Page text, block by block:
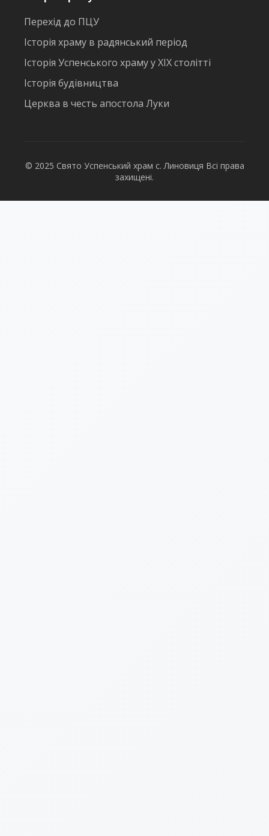
Перехід до ПЦУ
Історія храму в радянський період
Історія Успенського храму у ХІХ столітті
Історія будівництва
Церква в честь апостола Луки
© 2025 Свято Успенський храм с. Линовиця Всі права
захищені.